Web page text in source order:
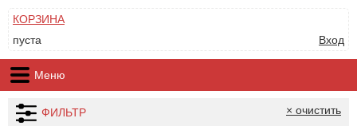
КОРЗИНА
пуста
Вход
Меню
ФИЛЬТР × очистить